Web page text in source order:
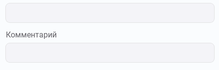
Комментарий